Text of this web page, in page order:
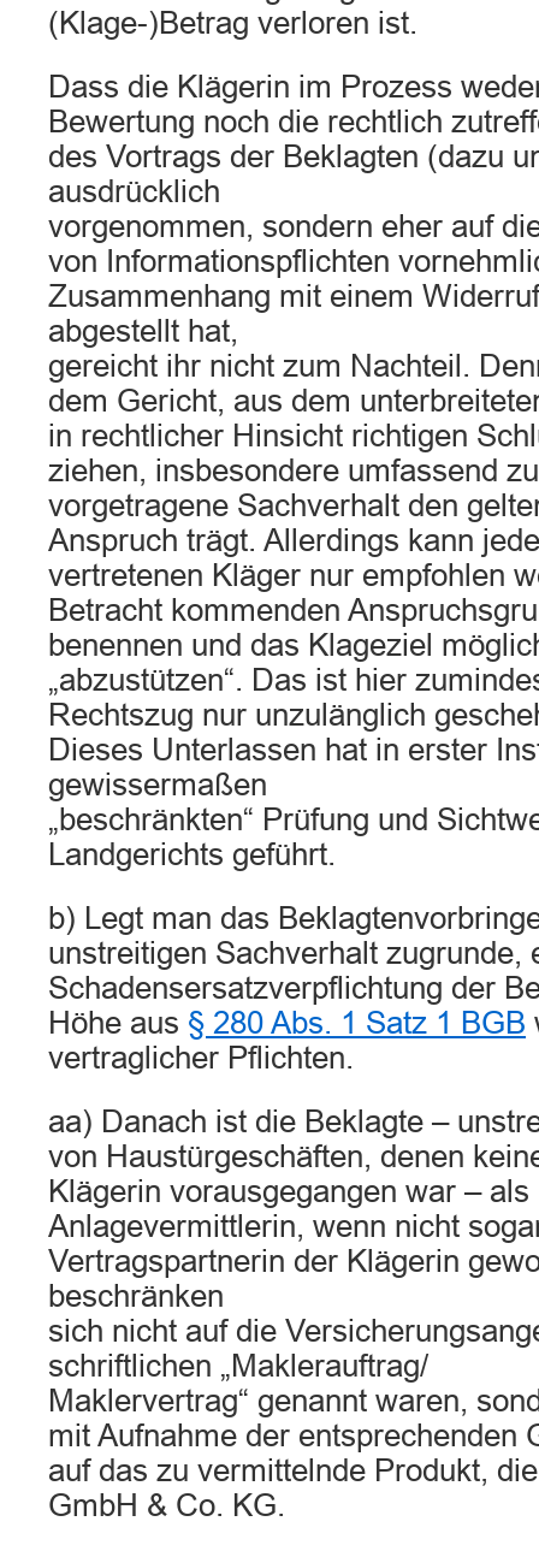
(Klage-)Betrag verloren ist.
Dass die Klägerin im Prozess
Bewertung noch die rechtlich
des Vortrags der Beklagten (dazu
ausdrücklich
vorgenommen, sondern eher auf
von Informationspflichten
Zusammenhang mit einem
abgestellt hat,
gereicht ihr nicht zum Nachteil.
dem Gericht, aus dem
in rechtlicher Hinsicht richtigen
ziehen, insbesondere umfassend
vorgetragene Sachverhalt den
Anspruch trägt. Allerdings kann
vertretenen Kläger nur empfohlen
Betracht kommenden
benennen und das Klageziel
„abzustützen“. Das ist hier
Rechtszug nur unzulänglich
Dieses Unterlassen hat in erster
gewissermaßen
„beschränkten“ Prüfung und
Landgerichts geführt.
b) Legt man das
unstreitigen Sachverhalt zugrunde,
Schadensersatzverpflichtung der
Höhe aus § 280 Abs. 1 Satz 1 BGB
vertraglicher Pflichten.
aa) Danach ist die Beklagte –
von Haustürgeschäften, denen
Klägerin vorausgegangen war – als
Anlagevermittlerin, wenn nicht
Vertragspartnerin der Klägerin
beschränken
sich nicht auf die
schriftlichen „Maklerauftrag/
Maklervertrag“ genannt waren,
mit Aufnahme der entsprechenden
auf das zu vermittelnde Produkt,
GmbH & Co. KG.